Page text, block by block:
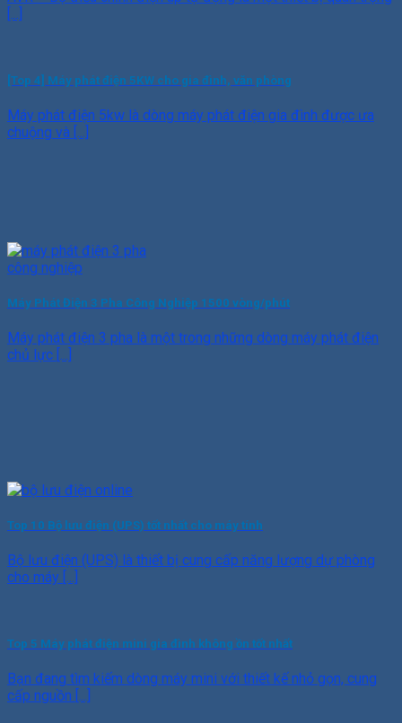
[Top 4] Máy phát điện 5KW cho gia đình, văn phòng
Máy phát điện 5kw là dòng máy phát điện gia đình được ưa
chuộng và [...]
Máy Phát Điện 3 Pha Công Nghiệp 1500 vòng/phút
Máy phát điện 3 pha là một trong những dòng máy phát điện
chủ lực [...]
Top 10 Bộ lưu điện (UPS) tốt nhất cho máy tính
Bộ lưu điện (UPS) là thiết bị cung cấp năng lượng dự phòng
cho máy [...]
Top 5 Máy phát điện mini gia đình không ồn tốt nhất
Bạn đang tìm kiếm dòng máy mini với thiết kế nhỏ gọn, cung
cấp nguồn [...]